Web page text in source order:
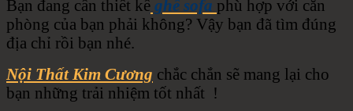
Bạn đang cần thiết kế ghế sofa phù hợp với căn
phòng của bạn phải không? Vậy bạn đã tìm đúng
địa chỉ rồi bạn nhé.
Nội Thất Kim Cương chắc chắn sẽ mang lại cho
bạn những trải nhiệm tốt nhất !